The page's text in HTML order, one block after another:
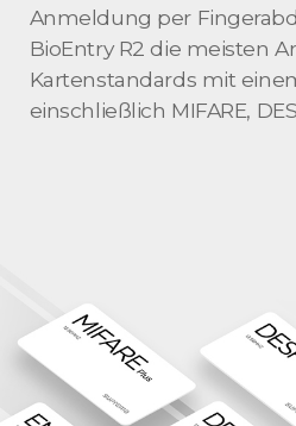
Anmeldung per
BioEntry R2 die meisten
Kartenstandards mit
einschließlich MIFARE,